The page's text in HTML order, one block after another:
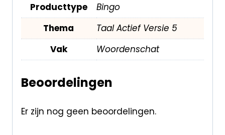
Producttype
Bingo
Thema
Taal Actief Versie 5
Vak
Woordenschat
Beoordelingen
Er zijn nog geen beoordelingen.